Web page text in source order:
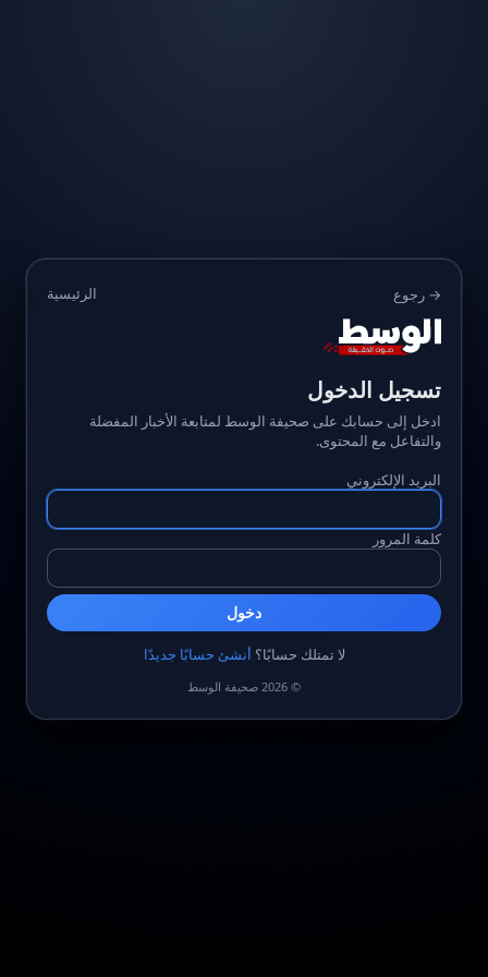
→ رجوع الرئيسية
تسجيل الدخول
ادخل إلى حسابك على صحيفة الوسط لمتابعة الأخبار المفضلة
والتفاعل مع المحتوى.
البريد الإلكتروني
كلمة المرور
دخول
لا تمتلك حسابًا؟ أنشئ حسابًا جديدًا
© 2026 صحيفة الوسط